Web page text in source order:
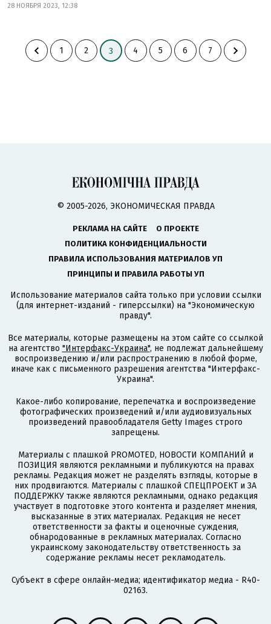
28 НОЯБРЯ 2023, 12:38
1 2 3 4 5 6 7
© 2005-2026, ЭКОНОМИЧЕСКАЯ ПРАВДА
РЕКЛАМА НА САЙТЕ
О ПРОЕКТЕ
ПОЛИТИКА КОНФИДЕНЦИАЛЬНОСТИ
ПРАВИЛА ИСПОЛЬЗОВАНИЯ МАТЕРИАЛОВ УП
ПРИНЦИПЫ И ПРАВИЛА РАБОТЫ УП
Использование материалов сайта только при условии ссылки
(для интернет-изданий - гиперссылки) на "Экономическую
правду".
Все материалы, которые размещены на этом сайте со ссылкой
на агентство "Интерфакс-Украина", не подлежат дальнейшему
воспроизведению и/или распространению в любой форме,
иначе как с письменного разрешения агентства "Интерфакс-
Украина".
Какое-либо копирование, перепечатка и воспроизведение
фотографических произведений и/или аудиовизуальных
произведений правообладателя Getty Images строго
запрещены.
Материалы с плашкой PROMOTED, НОВОСТИ КОМПАНИЙ и
ПОЗИЦИЯ являются рекламными и публикуются на правах
рекламы. Редакция может не разделять взгляды, которые в
них продвигаются. Материалы с плашкой СПЕЦПРОЕКТ и ЗА
ПОДДЕРЖКУ также являются рекламными, однако редакция
участвует в подготовке этого контента и разделяет мнения,
высказанные в этих материалах. Редакция не несет
ответственности за факты и оценочные суждения,
обнародованные в рекламных материалах. Согласно
украинскому законодательству ответственность за
содержание рекламы несет рекламодатель.
Субъект в сфере онлайн-медиа; идентификатор медиа - R40-
02163.